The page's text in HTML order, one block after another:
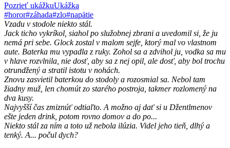
Pozrieť ukážkuUkážka
#horor#záhada#zlo#napätie
Vzadu v stodole niekto stál.
Jack ticho vykríkol, siahol po služobnej zbrani a uvedomil si, že ju
nemá pri sebe. Glock zostal v malom sejfe, ktorý mal vo vlastnom
aute. Baterka mu vypadla z ruky. Zohol sa a zdvihol ju, vodka sa mu
v hlave rozvlnila, nie dosť, aby sa z nej opil, ale dosť, aby bol trochu
otrundžený a stratil istotu v nohách.
Znovu zasvietil baterkou do stodoly a rozosmial sa. Nebol tam
žiadny muž, len chomút zo starého postroja, takmer rozlomený na
dva kusy.
Najvyšší čas zmiznúť odtiaľto. A možno aj dať si u Džentlmenov
ešte jeden drink, potom rovno domov a do po...
Niekto stál za ním a toto už nebola ilúzia. Videl jeho tieň, dlhý a
tenký. A... počul dych?